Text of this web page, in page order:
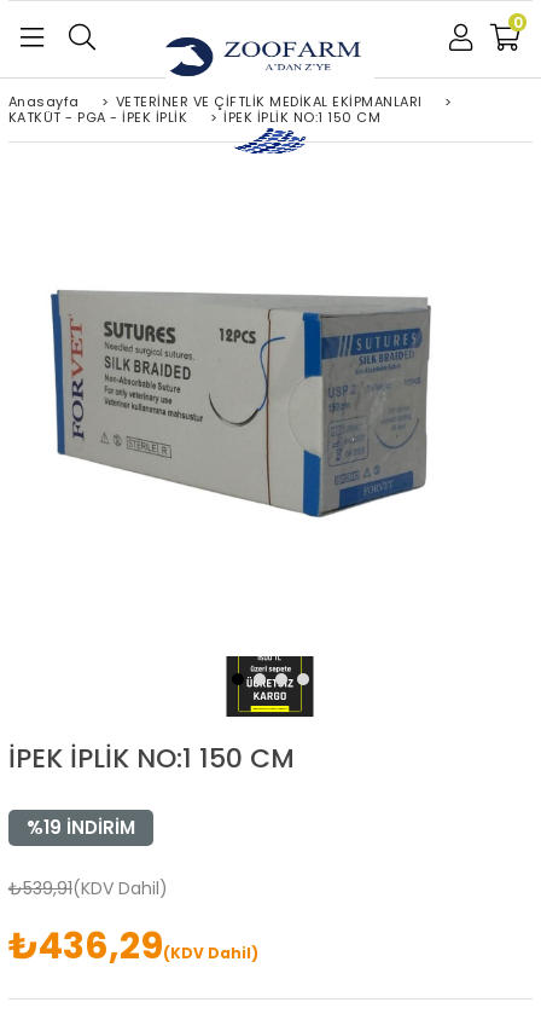
0
Anasayfa > VETERİNER VE ÇİFTLİK MEDİKAL EKİPMANLARI
>
KATKÜT - PGA - İPEK İPLİK
> İPEK İPLİK NO:1 150 CM
İPEK İPLİK NO:1 150 CM
%19 İNDIRIM
₺539,91(KDV Dahil)
₺436,29(KDV Dahil)